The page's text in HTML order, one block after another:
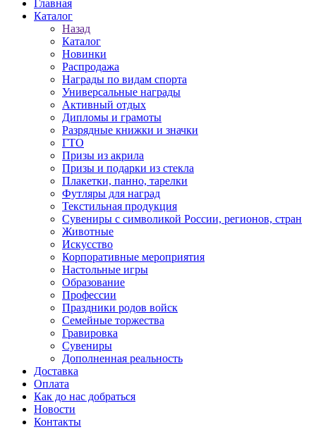
Главная
Каталог
Назад
Каталог
Новинки
Распродажа
Награды по видам спорта
Универсальные награды
Активный отдых
Дипломы и грамоты
Разрядные книжки и значки
ГТО
Призы из акрила
Призы и подарки из стекла
Плакетки, панно, тарелки
Футляры для наград
Текстильная продукция
Сувениры с символикой России, регионов, стран
Животные
Искусство
Корпоративные мероприятия
Настольные игры
Образование
Профессии
Праздники родов войск
Семейные торжества
Гравировка
Сувениры
Дополненная реальность
Доставка
Оплата
Как до нас добраться
Новости
Контакты